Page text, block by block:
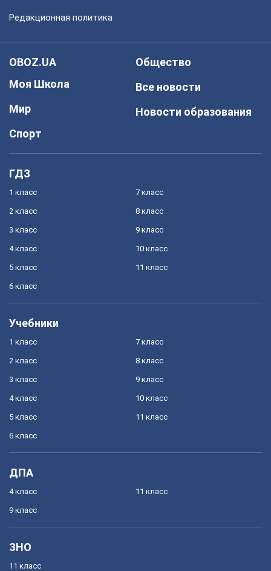
Редакционная политика
OBOZ.UA
Моя Школа
Мир
Спорт
Общество
Все новости
Новости образования
ГДЗ
1 класс
2 класс
3 класс
4 класс
5 класс
6 класс
7 класс
8 класс
9 класс
10 класс
11 класс
Учебники
1 класс
2 класс
3 класс
4 класс
5 класс
6 класс
7 класс
8 класс
9 класс
10 класс
11 класс
ДПА
4 класс
9 класс
11 класс
ЗНО
11 класс